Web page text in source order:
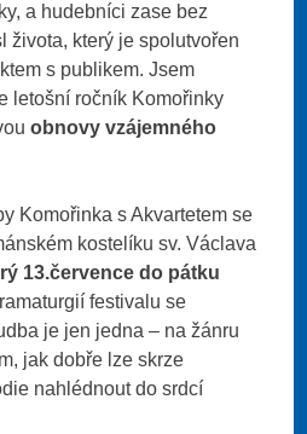
a hudebníci zase bez
života, který je spolutvořen
s publikem. Jsem
letošní ročník Komořinky
obnovy vzájemného
Komořinka s Akvartetem se
kostelíku sv. Václava
13.července do pátku
festivalu se
je jen jedna – na žánru
jak dobře lze skrze
nahlédnout do srdcí